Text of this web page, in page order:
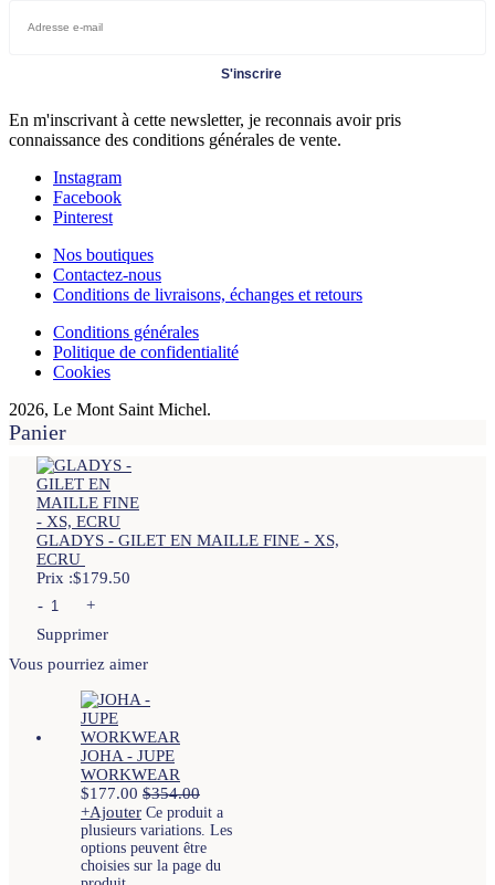
S'inscrire
En m'inscrivant à cette newsletter, je reconnais avoir pris
connaissance des conditions générales de vente.
Instagram
Facebook
Pinterest
Nos boutiques
Contactez-nous
Conditions de livraisons, échanges et retours
Conditions générales
Politique de confidentialité
Cookies
2026, Le Mont Saint Michel.
Panier
GLADYS - GILET EN MAILLE FINE - XS,
ECRU
Prix :$179.50
-
+
Supprimer
Vous pourriez aimer
JOHA - JUPE
WORKWEAR
$177.00 $354.00
+Ajouter Ce produit a
plusieurs variations. Les
options peuvent être
choisies sur la page du